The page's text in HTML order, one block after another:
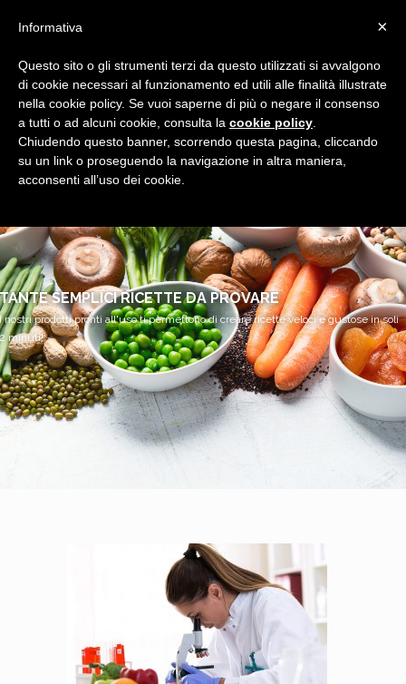
Lavorazione Verdure Legumi e Cereali
TANTE SEMPLICI RICETTE DA PROVARE
I nostri prodotti pronti all'uso ti permettono di creare ricette veloci e gustose in soli
2 minuti!
×
Informativa
Questo sito o gli strumenti terzi da questo utilizzati si avvalgono
di cookie necessari al funzionamento ed utili alle finalità illustrate
nella cookie policy. Se vuoi saperne di più o negare il consenso
a tutti o ad alcuni cookie, consulta la cookie policy
Chiudendo questo banner, scorrendo questa pagina, cliccando
su un link o proseguendo la navigazione in altra maniera,
acconsenti all’uso dei cookie.